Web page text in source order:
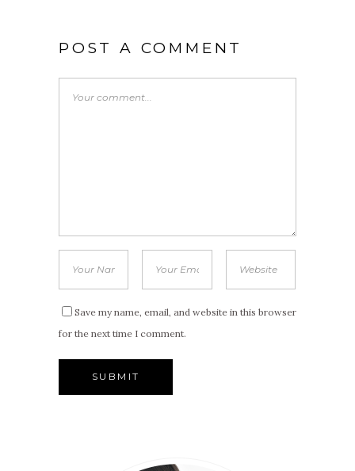
POST A COMMENT
Save my name, email, and website in this browser
for the next time I comment.